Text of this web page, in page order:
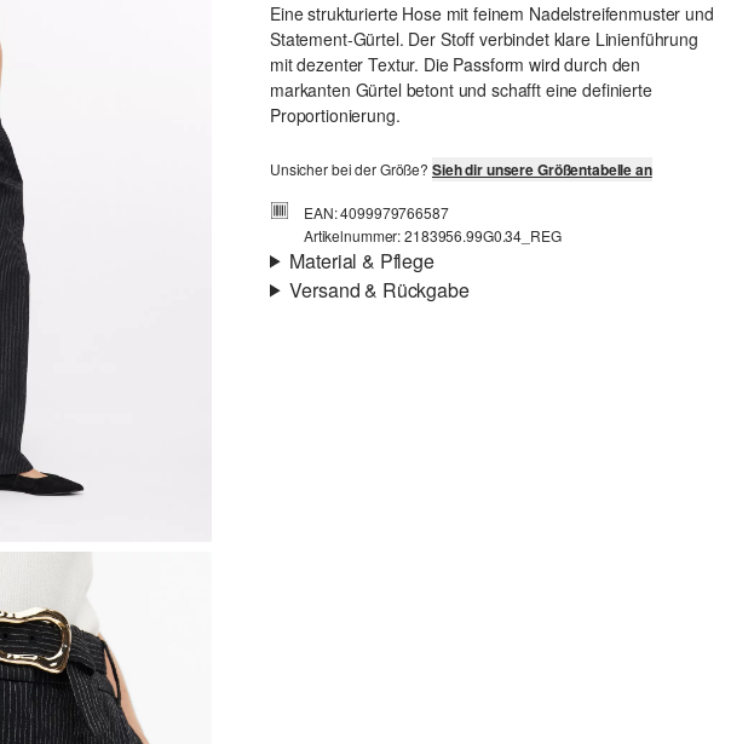
Eine strukturierte Hose mit feinem Nadelstreifenmuster und
Statement-Gürtel. Der Stoff verbindet klare Linienführung
mit dezenter Textur. Die Passform wird durch den
markanten Gürtel betont und schafft eine definierte
Proportionierung.
Unsicher bei der Größe? Sieh dir unsere Größentabelle an
EAN: 4099979766587
Artikelnummer: 2183956.99G0.34_REG
Material & Pflege
Versand & Rückgabe